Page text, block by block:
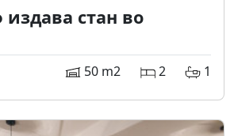
издава стан во
50 m2 2 1